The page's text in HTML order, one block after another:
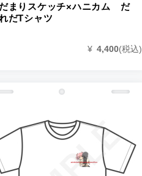
まりスケッチ×ハニカム だ
だTシャツ
¥ 4,400(税込)